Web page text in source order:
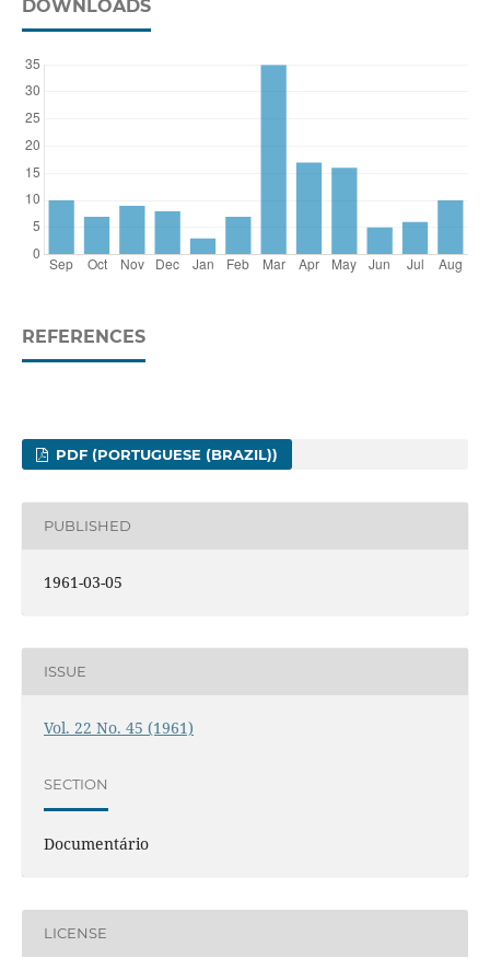
DOWNLOADS
REFERENCES
PDF (PORTUGUESE (BRAZIL))
PUBLISHED
1961-03-05
ISSUE
Vol. 22 No. 45 (1961)
SECTION
Documentário
LICENSE